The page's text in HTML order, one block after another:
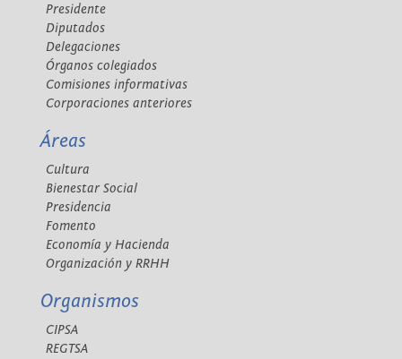
Presidente
Diputados
Delegaciones
Órganos colegiados
Comisiones informativas
Corporaciones anteriores
Áreas
Cultura
Bienestar Social
Presidencia
Fomento
Economía y Hacienda
Organización y RRHH
Organismos
CIPSA
REGTSA